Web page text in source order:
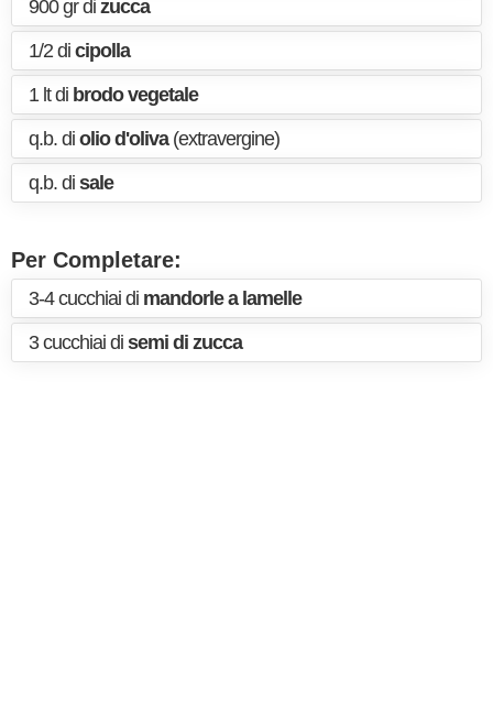
900 gr di zucca
1/2 di cipolla
1 lt di brodo vegetale
q.b. di olio d'oliva(extravergine)
q.b. di sale
Per Completare:
3-4 cucchiai di mandorle a lamelle
3 cucchiai di semi di zucca